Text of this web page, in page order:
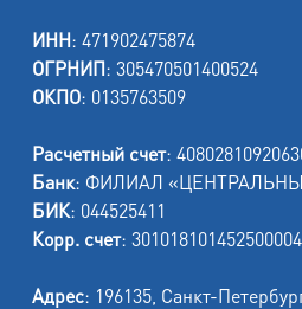
ИНН: 471902475874
ОГРНИП: 305470501400524
ОКПО: 0135763509
Расчетный счет:
Банк: ФИЛИАЛ
БИК: 044525411
Корр. счет:
Адрес: 196135, Санкт-